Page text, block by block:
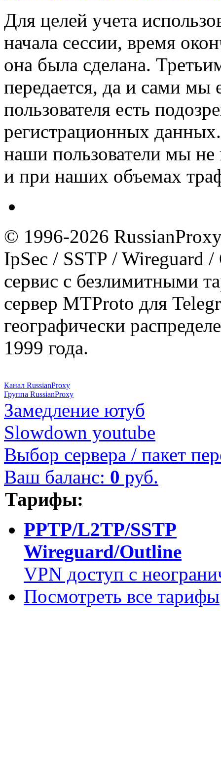
Для целей учета
начала сессии, время
она была сделана.
передается, да и сами мы
пользователя есть
регистрационных
наши пользователи мы
и при наших объемах
© 1996-2026
IpSec / SSTP / Wireguard
сервис с безлимитными
сервер MTProto для
географически
1999 года.
Канал RussianProxy
Группа RussianProxy
Замедление ютуб
Slowdown youtube
Выбор сервера / пакет
Ваш баланс: 0 руб.
Тарифы:
PPTP/L2TP/SSTP
Wireguard/Outline
VPN доступ с
Посмотреть все тарифы